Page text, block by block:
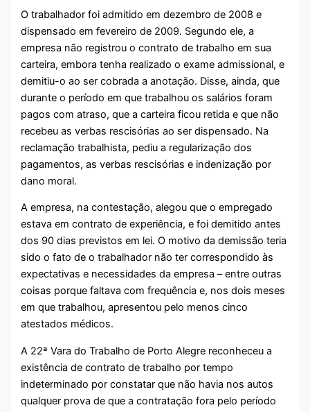
O trabalhador foi admitido em dezembro de 2008 e
dispensado em fevereiro de 2009. Segundo ele, a
empresa não registrou o contrato de trabalho em sua
carteira, embora tenha realizado o exame admissional, e
demitiu-o ao ser cobrada a anotação. Disse, ainda, que
durante o período em que trabalhou os salários foram
pagos com atraso, que a carteira ficou retida e que não
recebeu as verbas rescisórias ao ser dispensado. Na
reclamação trabalhista, pediu a regularização dos
pagamentos, as verbas rescisórias e indenização por
dano moral.
A empresa, na contestação, alegou que o empregado
estava em contrato de experiência, e foi demitido antes
dos 90 dias previstos em lei. O motivo da demissão teria
sido o fato de o trabalhador não ter correspondido às
expectativas e necessidades da empresa – entre outras
coisas porque faltava com frequência e, nos dois meses
em que trabalhou, apresentou pelo menos cinco
atestados médicos.
A 22ª Vara do Trabalho de Porto Alegre reconheceu a
existência de contrato de trabalho por tempo
indeterminado por constatar que não havia nos autos
qualquer prova de que a contratação fora pelo período